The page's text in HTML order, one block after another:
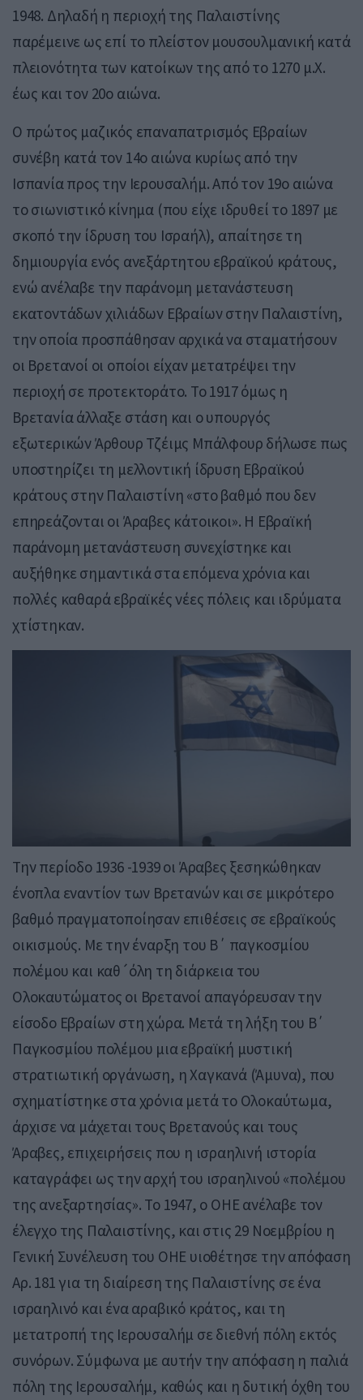
1948. Δηλαδή η περιοχή της Παλαιστίνης
παρέμεινε ως επί το πλείστον μουσουλμανική κατά
πλειονότητα των κατοίκων της από το 1270 μ.Χ.
έως και τον 20ο αιώνα.
Ο πρώτος μαζικός επαναπατρισμός Εβραίων
συνέβη κατά τον 14ο αιώνα κυρίως από την
Ισπανία προς την Ιερουσαλήμ. Από τον 19ο αιώνα
το σιωνιστικό κίνημα (που είχε ιδρυθεί το 1897 με
σκοπό την ίδρυση του Ισραήλ), απαίτησε τη
δημιουργία ενός ανεξάρτητου εβραϊκού κράτους,
ενώ ανέλαβε την παράνομη μετανάστευση
εκατοντάδων χιλιάδων Εβραίων στην Παλαιστίνη,
την οποία προσπάθησαν αρχικά να σταματήσουν
οι Βρετανοί οι οποίοι είχαν μετατρέψει την
περιοχή σε προτεκτοράτο. Το 1917 όμως η
Βρετανία άλλαξε στάση και ο υπουργός
εξωτερικών Άρθουρ Τζέιμς Μπάλφουρ δήλωσε πως
υποστηρίζει τη μελλοντική ίδρυση Εβραϊκού
κράτους στην Παλαιστίνη «στο βαθμό που δεν
επηρεάζονται οι Άραβες κάτοικοι». Η Εβραϊκή
παράνομη μετανάστευση συνεχίστηκε και
αυξήθηκε σημαντικά στα επόμενα χρόνια και
πολλές καθαρά εβραϊκές νέες πόλεις και ιδρύματα
χτίστηκαν.
Την περίοδο 1936 -1939 οι Άραβες ξεσηκώθηκαν
ένοπλα εναντίον των Βρετανών και σε μικρότερο
βαθμό πραγματοποίησαν επιθέσεις σε εβραϊκούς
οικισμούς. Με την έναρξη του Β΄ παγκοσμίου
πολέμου και καθ´όλη τη διάρκεια του
Ολοκαυτώματος οι Βρετανοί απαγόρευσαν την
είσοδο Εβραίων στη χώρα. Μετά τη λήξη του Β΄
Παγκοσμίου πολέμου μια εβραϊκή μυστική
στρατιωτική οργάνωση, η Χαγκανά (Άμυνα), που
σχηματίστηκε στα χρόνια μετά το Ολοκαύτωμα,
άρχισε να μάχεται τους Βρετανούς και τους
Άραβες, επιχειρήσεις που η ισραηλινή ιστορία
καταγράφει ως την αρχή του ισραηλινού «πολέμου
της ανεξαρτησίας». Το 1947, ο ΟΗΕ ανέλαβε τον
έλεγχο της Παλαιστίνης, και στις 29 Νοεμβρίου η
Γενική Συνέλευση του ΟΗΕ υιοθέτησε την απόφαση
Αρ. 181 για τη διαίρεση της Παλαιστίνης σε ένα
ισραηλινό και ένα αραβικό κράτος, και τη
μετατροπή της Ιερουσαλήμ σε διεθνή πόλη εκτός
συνόρων. Σύμφωνα με αυτήν την απόφαση η παλιά
πόλη της Ιερουσαλήμ, καθώς και η δυτική όχθη του